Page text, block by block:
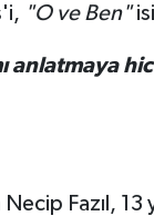
"O ve Ben"
anlatmaya
Fazıl,